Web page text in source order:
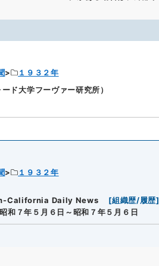
１９３２年
大学フーヴァー研究所）
１９３２年
California Daily News [組織歴/履歴]
昭和７年５月６日～昭和７年５月６日